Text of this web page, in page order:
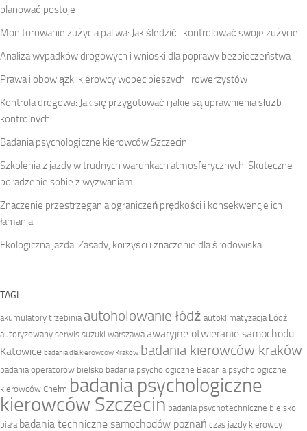
planować postoje
Monitorowanie zużycia paliwa: Jak śledzić i kontrolować swoje zużycie
Analiza wypadków drogowych i wnioski dla poprawy bezpieczeństwa
Prawa i obowiązki kierowcy wobec pieszych i rowerzystów
Kontrola drogowa: Jak się przygotować i jakie są uprawnienia służb
kontrolnych
Badania psychologiczne kierowców Szczecin
Szkolenia z jazdy w trudnych warunkach atmosferycznych: Skuteczne
poradzenie sobie z wyzwaniami
Znaczenie przestrzegania ograniczeń prędkości i konsekwencje ich
łamania
Ekologiczna jazda: Zasady, korzyści i znaczenie dla środowiska
TAGI
akumulatory trzebinia autoholowanie łódź autoklimatyzacja Łódź
autoryzowany serwis suzuki warszawaawaryjne otwieranie samochodu
Katowice badania dla kierowców Kraków badania kierowców kraków
badania operatorów bielsko badania psychologiczne Badania psychologiczne
kierowców Chełm badania psychologiczne
kierowców Szczecin badania psychotechniczne bielsko
biała badania techniczne samochodów poznań czas jazdy kierowcy